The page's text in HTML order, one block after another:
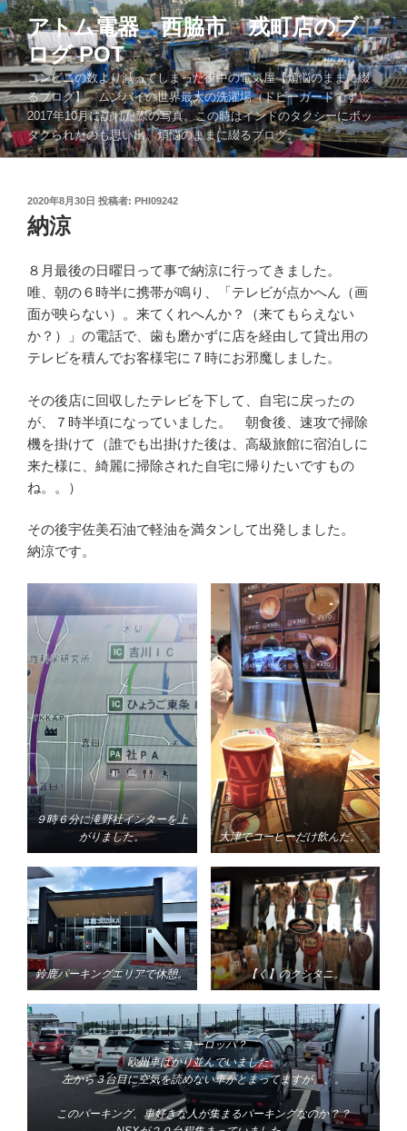
コ
ン
テ
ン
ツ
へ
ス
キ
アトム電器 西脇市 戎町店のブ
ログ POT
コンビニの数より減ってしまった街中の電気屋【煩悩のままに綴
るブログ】 ムンバイの世界最大の洗濯場（ドビーガードです）
2017年10月に訪れた際の写真。この時はインドのタクシーにボッ
タクられたのも思い出。煩悩のままに綴るブログ。。。
投
稿
日:
2020年8月30日 投稿者: PHI09242
納涼
８月最後の日曜日って事で納涼に行ってきました。
唯、朝の６時半に携帯が鳴り、「テレビが点かへん（画
面が映らない）。来てくれへんか？（来てもらえない
か？）」の電話で、歯も磨かずに店を経由して貸出用の
テレビを積んでお客様宅に７時にお邪魔しました。
その後店に回収したテレビを下して、自宅に戻ったの
が、７時半頃になっていました。 朝食後、速攻で掃除
機を掛けて（誰でも出掛けた後は、高級旅館に宿泊しに
来た様に、綺麗に掃除された自宅に帰りたいですもの
ね。。）
その後宇佐美石油で軽油を満タンして出発しました。
納涼です。
９時６分に滝野社インターを上
がりました。
大津でコーヒーだけ飲んだ。。
鈴鹿パーキングエリアで休憩。 【く】のクシタニ。
ここヨーロッパ？
欧州車ばかり並んでいました。
左から３台目に空気を読めない車がとまってますが、、。
このパーキング、車好きな人が集まるパーキングなのか？？